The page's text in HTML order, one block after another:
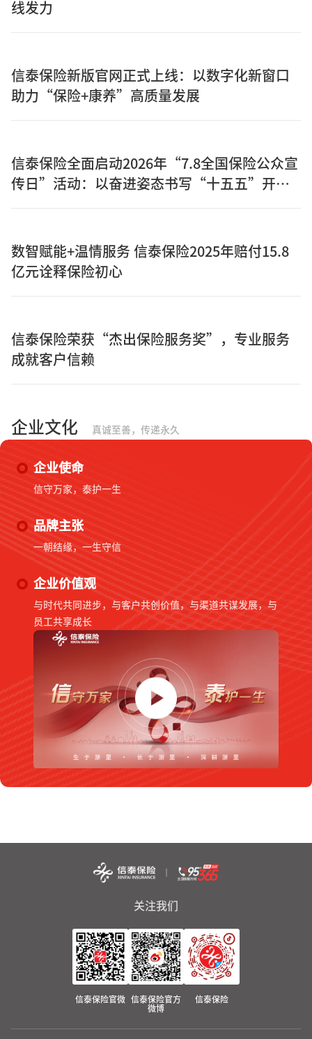
线发力
信泰保险新版官网正式上线：以数字化新窗口
助力“保险+康养”高质量发展
信泰保险全面启动2026年“7.8全国保险公众宣
传日”活动：以奋进姿态书写“十五五”开局
数智赋能+温情服务 信泰保险2025年赔付15.8
亿元诠释保险初心
信泰保险荣获“杰出保险服务奖”，专业服务
成就客户信赖
企业文化 真诚至善，传递永久
企业使命
信守万家，泰护一生
品牌主张
一朝结缘，一生守信
企业价值观
与时代共同进步，与客户共创价值，与渠道共谋发展，与
员工共享成长
关注我们
信泰保险官微
信泰保险官方
微博
信泰保险